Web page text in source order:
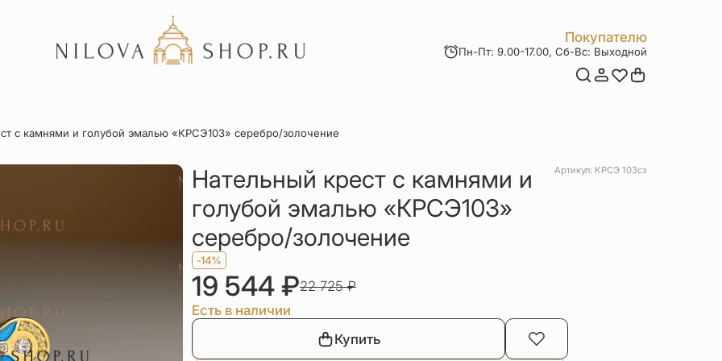
Покупателю
Акции
Пн-Пт: 9.00-17.00, Сб-Вс: Выходной
Акции
Статьи
с камнями и голубой эмалью «КРСЭ103» серебро/золочение
Нательный крест с камнями и
голубой эмалью «КРСЭ103»
серебро/золочение
Артикул: КРСЭ 103сз
-14%
19 544₽22 725₽
Есть в наличии
Купить